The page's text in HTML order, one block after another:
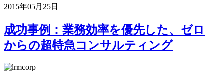
2015年05月25日
成功事例：業務効率を優先した、ゼロ
からの超特急コンサルティング